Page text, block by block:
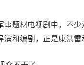
题材电视剧中，不少
和编剧，正是康洪雷